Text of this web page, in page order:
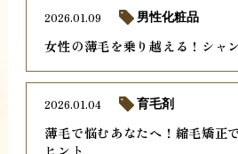
女性の薄毛を乗り越える！シャ
2026.01.09 男性化粧品
薄毛で悩むあなたへ！縮毛矯正
ヒント
2026.01.04 育毛剤